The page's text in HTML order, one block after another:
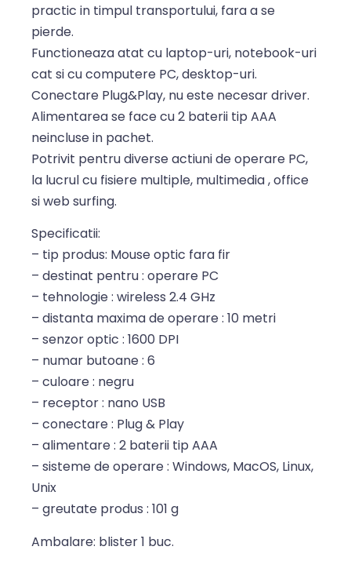
practic in timpul transportului, fara a se
pierde.
Functioneaza atat cu laptop-uri, notebook-uri
cat si cu computere PC, desktop-uri.
Conectare Plug&Play, nu este necesar driver.
Alimentarea se face cu 2 baterii tip AAA
neincluse in pachet.
Potrivit pentru diverse actiuni de operare PC,
la lucrul cu fisiere multiple, multimedia , office
si web surfing.
Specificatii:
– tip produs: Mouse optic fara fir
– destinat pentru : operare PC
– tehnologie : wireless 2.4 GHz
– distanta maxima de operare : 10 metri
– senzor optic : 1600 DPI
– numar butoane : 6
– culoare : negru
– receptor : nano USB
– conectare : Plug & Play
– alimentare : 2 baterii tip AAA
– sisteme de operare : Windows, MacOS, Linux,
Unix
– greutate produs : 101 g
Ambalare: blister 1 buc.